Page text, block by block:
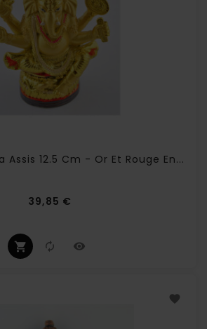
Assis 12.5 Cm - Or Et Rouge En...
39,85 €